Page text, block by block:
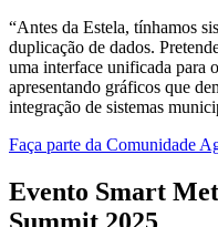
“Antes da Estela, tínhamos
duplicação de dados.
uma interface unificada para
apresentando gráficos que
integração de sistemas
Faça parte da Comunidade
Evento Smart
Summit 2025